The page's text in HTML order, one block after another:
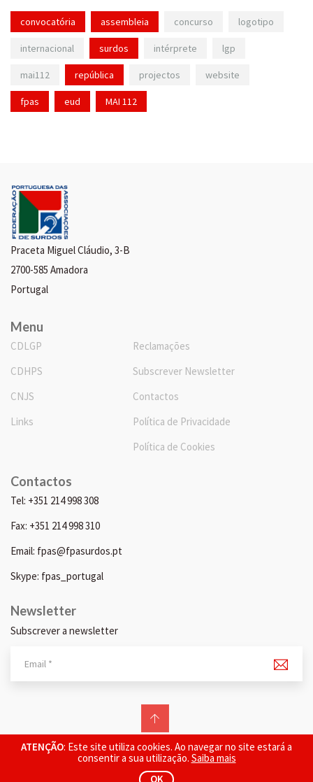
ATENÇÃO: Este site utiliza cookies. Ao navegar no site estará a
consentir a sua utilização. Saiba mais
OK
convocatória assembleia concurso logotipo
internacional surdos intérprete lgp
mai112 república projectos website
fpas eud MAI 112
Praceta Miguel Cláudio, 3-B
2700-585 Amadora
Portugal
Menu
CDLGP
CDHPS
CNJS
Links
Reclamações
Subscrever Newsletter
Contactos
Política de Privacidade
Política de Cookies
Contactos
Tel: +351 214 998 308
Fax: +351 214 998 310
Email: fpas@fpasurdos.pt
Skype: fpas_portugal
Newsletter
Subscrever a newsletter
© 2026 FPAS. Todos os direitos reservados.